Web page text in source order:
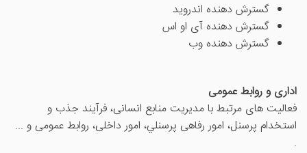
گسترش دهنده اندروید
گسترش دهنده آی او اس
گسترش دهنده وب
اداری و روابط عمومی
فعالیت های مرتبط با مدیریت منابع انسانی، فرآیند جذب و
استخدام پرسنل، امور رفاهی پرسنلي، امور داخلی، روابط عمومی و ...
.